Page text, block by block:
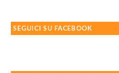
SEGUICI SU FACEBOOK